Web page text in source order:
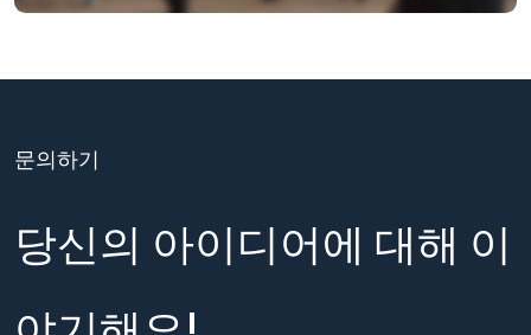
문의하기
당신의 아이디어에 대해 이